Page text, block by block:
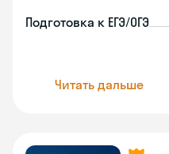
Подготовка к ЕГЭ/ОГЭ
Читать дальше